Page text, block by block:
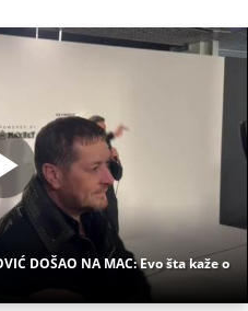
DOŠAO NA MAC: Evo šta kaže o